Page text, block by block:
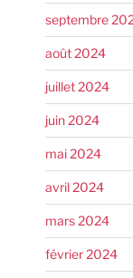
septembre
août 2024
juillet 2024
juin 2024
mai 2024
avril 2024
mars 2024
février 2024